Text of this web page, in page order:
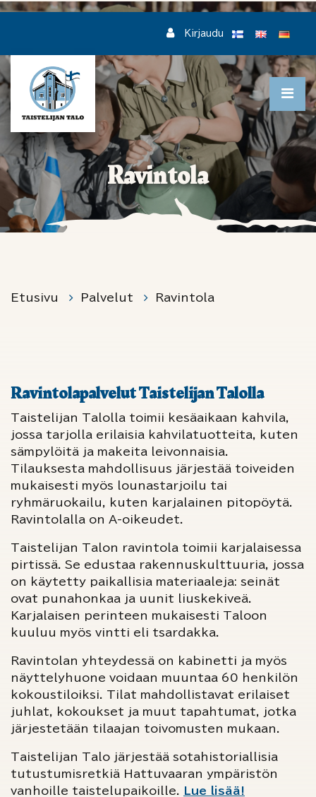
Siirry pääsisältöön
Kirjaudu
Ravintola
Etusivu Palvelut Ravintola
Ravintolapalvelut Taistelijan Talolla
Taistelijan Talolla toimii kesäaikaan kahvila,
jossa tarjolla erilaisia kahvilatuotteita, kuten
sämpylöitä ja makeita leivonnaisia.
Tilauksesta mahdollisuus järjestää toiveiden
mukaisesti myös lounastarjoilu tai
ryhmäruokailu, kuten karjalainen pitopöytä.
Ravintolalla on A-oikeudet.
Taistelijan Talon ravintola toimii karjalaisessa
pirtissä. Se edustaa rakennuskulttuuria, jossa
on käytetty paikallisia materiaaleja: seinät
ovat punahonkaa ja uunit liuskekiveä.
Karjalaisen perinteen mukaisesti Taloon
kuuluu myös vintti eli tsardakka.
Ravintolan yhteydessä on kabinetti ja myös
näyttelyhuone voidaan muuntaa 60 henkilön
kokoustiloiksi. Tilat mahdollistavat erilaiset
juhlat, kokoukset ja muut tapahtumat, jotka
järjestetään tilaajan toivomusten mukaan.
Taistelijan Talo järjestää sotahistoriallisia
tutustumisretkiä Hattuvaaran ympäristön
vanhoille taistelupaikoille.
Lue lisää!